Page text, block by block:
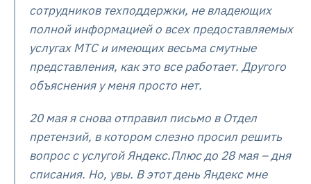
сотрудников техподдержки, не владеющих
полной информацией о всех предоставляемых
услугах МТС и имеющих весьма смутные
представления, как это все работает. Другого
объяснения у меня просто нет.
20 мая я снова отправил письмо в Отдел
претензий, в котором слезно просил решить
вопрос с услугой Яндекс.Плюс до 28 мая – дня
списания. Но, увы. В этот день Яндекс мне